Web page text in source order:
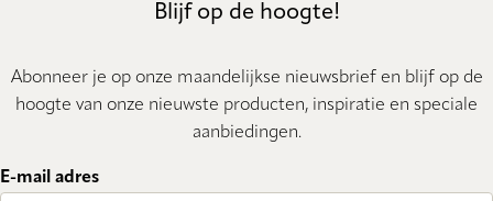
Blijf op de hoogte!
Abonneer je op onze maandelijkse nieuwsbrief en blijf op de
hoogte van onze nieuwste producten, inspiratie en speciale
aanbiedingen.
E-mail adres